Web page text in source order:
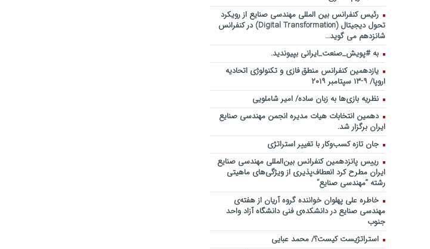
رئیس کنفرانس بین المللی مهندسی صنایع از رویکرد
تحول دیجیتال (Digital Transformation) در کنفرانس
شانزدهم می گوید…
به #پویش_صنعت_ایرانی بپیوندید.
یازدهمین کنفرانس منطق فازی و تکنولوژی اتحادیه
اروپا/ ۹-۱۳ سپتامبر ۲۰۱۹
نظریه بازی‌ها به زبان ساده/ امیر شاملویی
دهمین انتخابات هیات مدیره انجمن مهندسی صنایع
ایران برگزار شد.
جان تازه کسب‌وکار با تغییر استراتژی
رییس پانزدهمین کنفرانس بین‌المللی مهندسی صنایع
ایران مطرح کرد انعطاف‌پذیری از ویژگی‌های ماهیتی
رشته “مهندسی صنایع”
خاطره علی پهلوان خواننده گروه آریان از هفته‌ی
مهندسی صنایع در دانشکده‌ی فنی دانشگاه آزاد واحد
جنوب
استراتژیست کیست؟‬/ محمد عبایی